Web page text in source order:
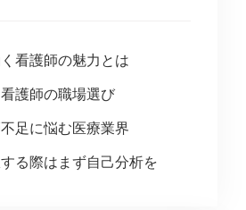
看護師の魅力とは
護師の職場選び
足に悩む医療業界
る際はまず自己分析を